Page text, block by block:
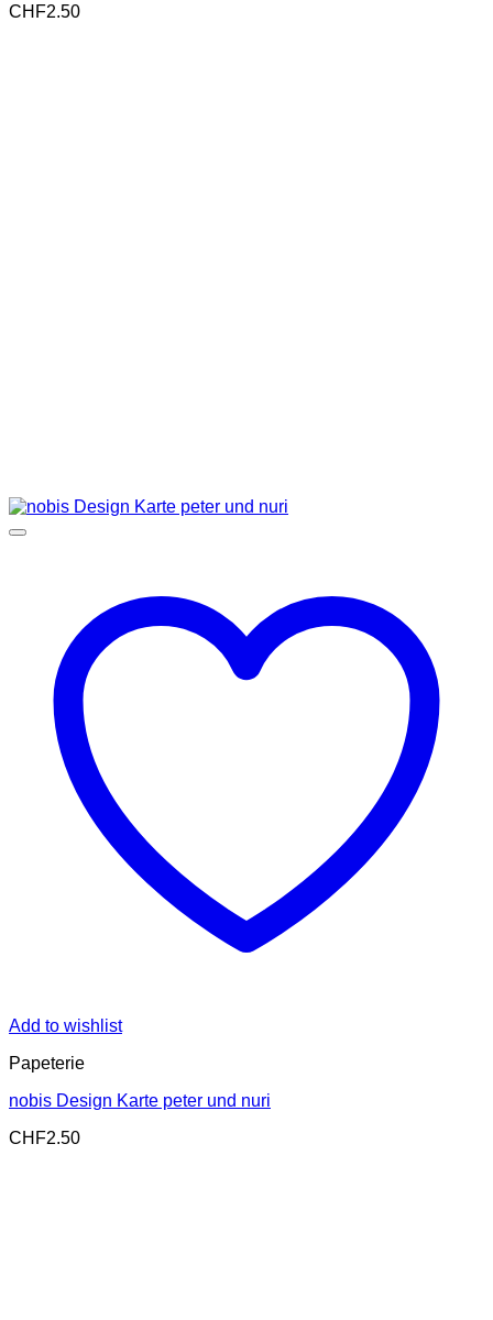
CHF2.50
Add to wishlist
Papeterie
nobis Design Karte peter und nuri
CHF2.50